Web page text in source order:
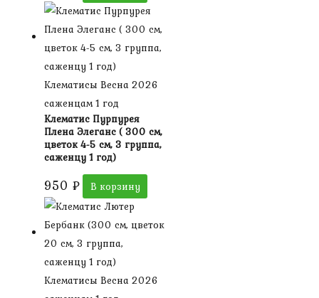
Клематисы Весна 2026
саженцам 1 год
Клематис Пурпурея
Плена Элеганс ( 300 см,
цветок 4-5 см, 3 группа,
саженцу 1 год)
950 ₽ В корзину
Клематисы Весна 2026